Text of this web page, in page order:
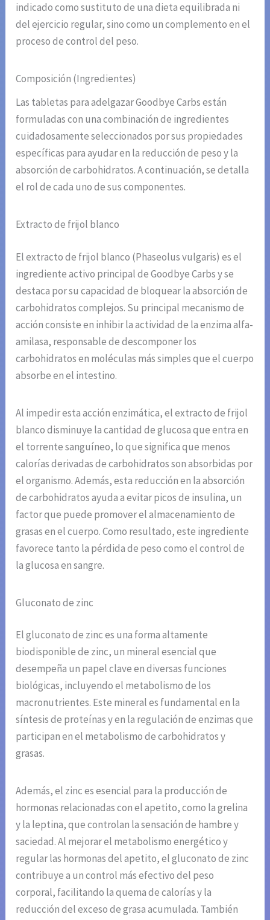
indicado como sustituto de una dieta equilibrada ni
del ejercicio regular, sino como un complemento en el
proceso de control del peso.
Composición (Ingredientes)
Las tabletas para adelgazar Goodbye Carbs están
formuladas con una combinación de ingredientes
cuidadosamente seleccionados por sus propiedades
específicas para ayudar en la reducción de peso y la
absorción de carbohidratos. A continuación, se detalla
el rol de cada uno de sus componentes.
Extracto de frijol blanco
El extracto de frijol blanco (Phaseolus vulgaris) es el
ingrediente activo principal de Goodbye Carbs y se
destaca por su capacidad de bloquear la absorción de
carbohidratos complejos. Su principal mecanismo de
acción consiste en inhibir la actividad de la enzima alfa-
amilasa, responsable de descomponer los
carbohidratos en moléculas más simples que el cuerpo
absorbe en el intestino.
Al impedir esta acción enzimática, el extracto de frijol
blanco disminuye la cantidad de glucosa que entra en
el torrente sanguíneo, lo que significa que menos
calorías derivadas de carbohidratos son absorbidas por
el organismo. Además, esta reducción en la absorción
de carbohidratos ayuda a evitar picos de insulina, un
factor que puede promover el almacenamiento de
grasas en el cuerpo. Como resultado, este ingrediente
favorece tanto la pérdida de peso como el control de
la glucosa en sangre.
Gluconato de zinc
El gluconato de zinc es una forma altamente
biodisponible de zinc, un mineral esencial que
desempeña un papel clave en diversas funciones
biológicas, incluyendo el metabolismo de los
macronutrientes. Este mineral es fundamental en la
síntesis de proteínas y en la regulación de enzimas que
participan en el metabolismo de carbohidratos y
grasas.
Además, el zinc es esencial para la producción de
hormonas relacionadas con el apetito, como la grelina
y la leptina, que controlan la sensación de hambre y
saciedad. Al mejorar el metabolismo energético y
regular las hormonas del apetito, el gluconato de zinc
contribuye a un control más efectivo del peso
corporal, facilitando la quema de calorías y la
reducción del exceso de grasa acumulada. También